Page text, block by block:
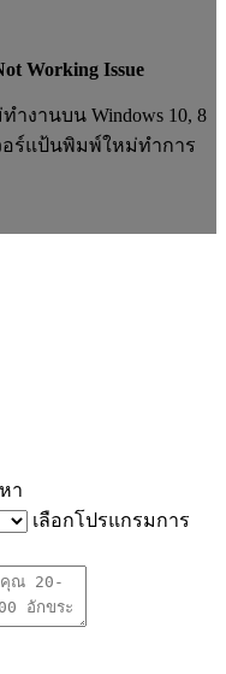
Working Issue
งานบน Windows 10, 8
อร์แป้นพิมพ์ใหม่ทำการ
า
เลือกโปรแกรมการ